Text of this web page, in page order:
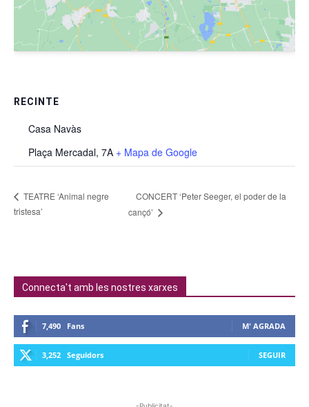
RECINTE
Casa Navàs
Plaça Mercadal, 7A + Mapa de Google
TEATRE ‘Animal negre
tristesa’
CONCERT ‘Peter Seeger, el poder de la
cançó’
Connecta't amb les nostres xarxes
7,490 Fans M' AGRADA
3,252 Seguidors SEGUIR